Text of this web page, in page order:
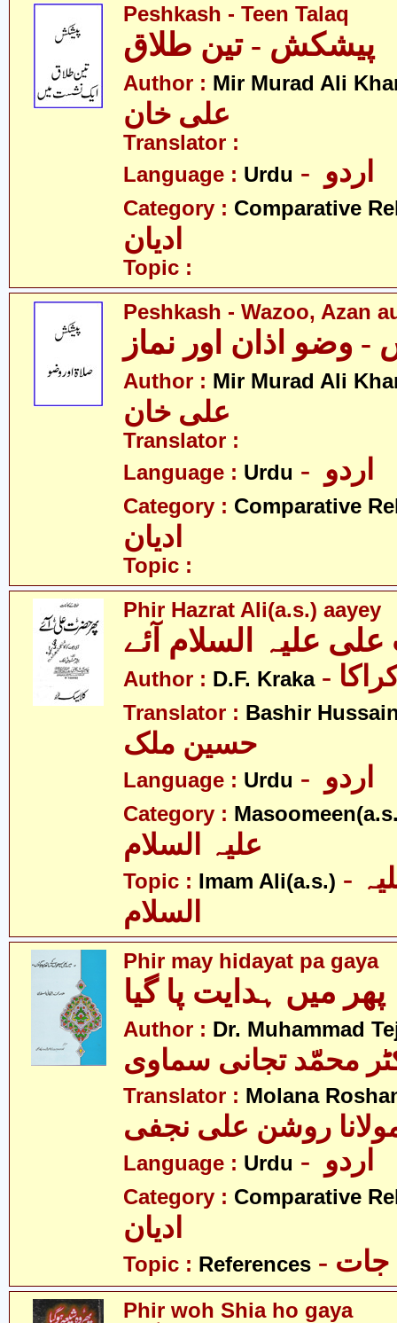
Peshkash - Teen Talaq
پیشکش - تین طلاق
Author : Mir Murad Ali
علی خان
Translator :
Language : Urdu
Category : Comparative
ادیان
Topic :
Peshkash - Wazoo, Azan
وضو اذان اور نماز
Author : Mir Murad Ali
علی خان
Translator :
Language : Urdu
Category : Comparative
ادیان
Topic :
Phir Hazrat Ali(a.s.) aayey
علیہ السلام آئے
Author : D.F. Kraka
Translator : Bashir
حسین ملک
Language : Urdu
Category :
Topic : Imam Ali(a.s.) - امام علی علیہ
السلام
Phir may hidayat pa gaya
پھر میں ہدایت پا گیا
Author : Dr. Muhammad
محمّد تجانی سماوی
Translator : Molana
روشن علی نجفی
Language : Urdu
Category : Comparative
ادیان
Topic : References جات
Phir woh Shia ho gaya